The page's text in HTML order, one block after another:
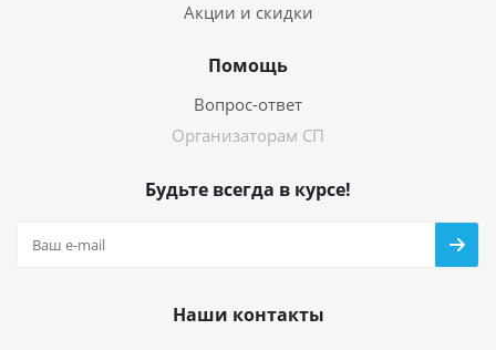
Акции и скидки
Помощь
Вопрос-ответ
Организаторам СП
Будьте всегда в курсе!
Наши контакты